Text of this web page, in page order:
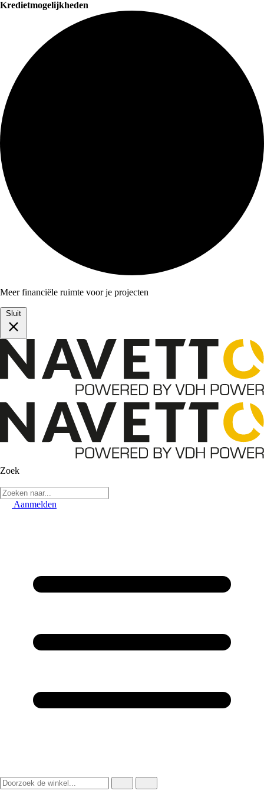
Kredietmogelijkheden
Meer financiële ruimte voor je projecten
Sluit
Zoek
Aanmelden